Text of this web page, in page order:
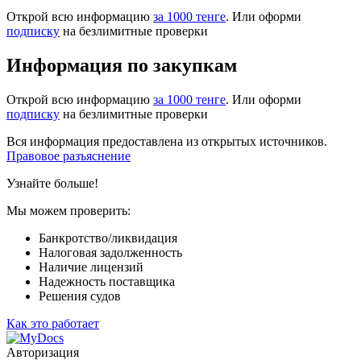
Открой всю информацию за 1000 тенге. Или оформи
подписку на безлимитные проверки
Информация по закупкам
Открой всю информацию за 1000 тенге. Или оформи
подписку на безлимитные проверки
Вся информация предоставлена из открытых источников.
Правовое разъяснение
Узнайте больше!
Мы можем проверить:
Банкротство/ликвидация
Налоговая задолженность
Наличие лицензий
Надежность поставщика
Решения судов
Как это работает
Авторизация